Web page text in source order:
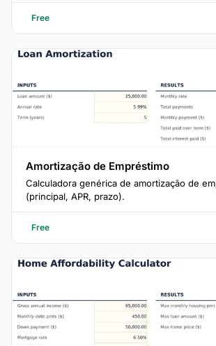
Free
Amortização de Empréstimo
Calculadora genérica de amortização de
(principal, APR, prazo).
Free